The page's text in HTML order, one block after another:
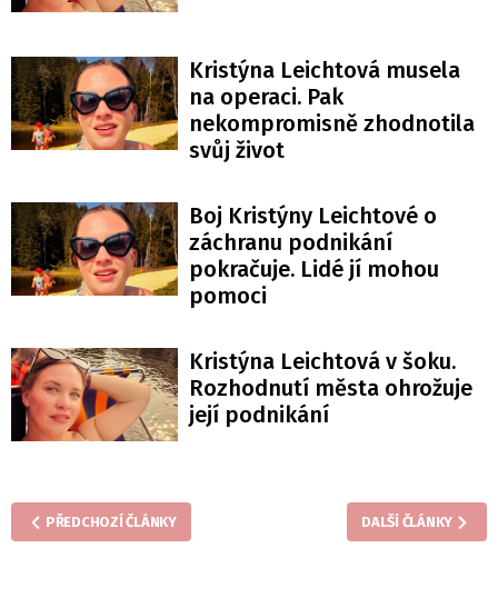
Kristýna Leichtová musela
na operaci. Pak
nekompromisně zhodnotila
svůj život
Boj Kristýny Leichtové o
záchranu podnikání
pokračuje. Lidé jí mohou
pomoci
Kristýna Leichtová v šoku.
Rozhodnutí města ohrožuje
její podnikání
PŘEDCHOZÍ ČLÁNKY DALŠÍ ČLÁNKY